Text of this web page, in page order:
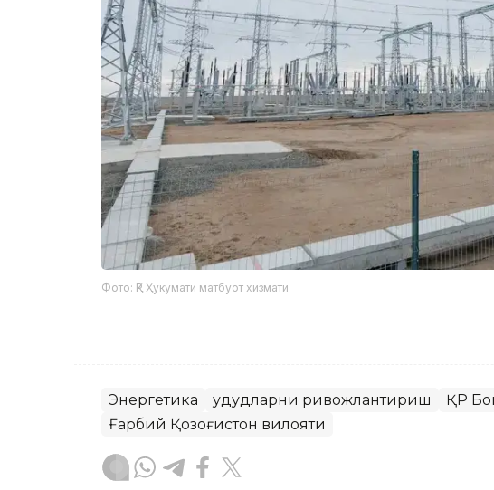
Фото: ҚР Ҳукумати матбуот хизмати
Энергетика Ҳудудларни ривожлантириш ҚР
Ғарбий Қозоғистон вилояти